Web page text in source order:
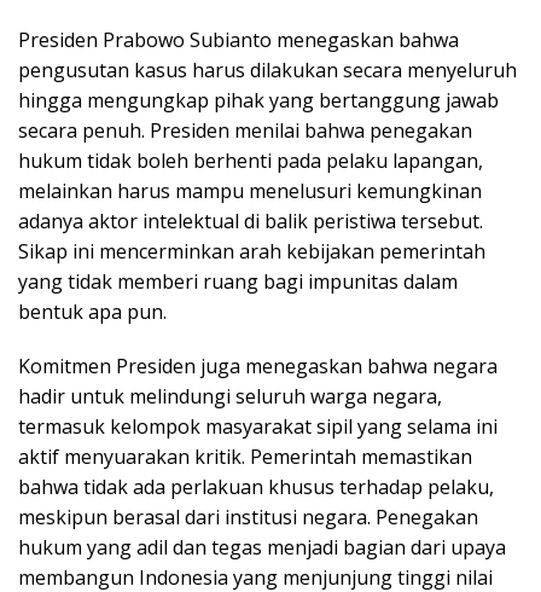
Presiden Prabowo Subianto menegaskan bahwa
pengusutan kasus harus dilakukan secara menyeluruh
hingga mengungkap pihak yang bertanggung jawab
secara penuh. Presiden menilai bahwa penegakan
hukum tidak boleh berhenti pada pelaku lapangan,
melainkan harus mampu menelusuri kemungkinan
adanya aktor intelektual di balik peristiwa tersebut.
Sikap ini mencerminkan arah kebijakan pemerintah
yang tidak memberi ruang bagi impunitas dalam
bentuk apa pun.
Komitmen Presiden juga menegaskan bahwa negara
hadir untuk melindungi seluruh warga negara,
termasuk kelompok masyarakat sipil yang selama ini
aktif menyuarakan kritik. Pemerintah memastikan
bahwa tidak ada perlakuan khusus terhadap pelaku,
meskipun berasal dari institusi negara. Penegakan
hukum yang adil dan tegas menjadi bagian dari upaya
membangun Indonesia yang menjunjung tinggi nilai